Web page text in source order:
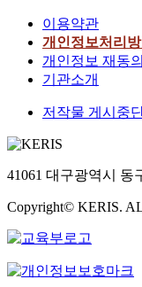
이용약관
개인정보처리
개인정보 재동의
기관소개
저작물 게시중
41061 대구광역시 동
Copyright© KERIS.